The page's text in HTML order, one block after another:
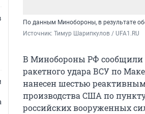
По данным Минобороны, в результате
Источник: Тимур Шарипкулов / UFA1.RU
В Минобороны РФ сообщили
ракетного удара ВСУ по
нанесен шестью
производства США по
российских вооруженных